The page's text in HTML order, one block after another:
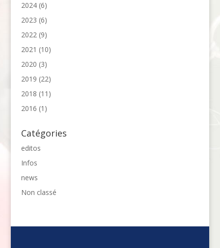
2024(6)
2023 (6)
2022(9)
2021 (10)
2020 (3)
2019 (22)
2018 (11)
2016 (1)
Catégories
editos
Infos
news
Non classé